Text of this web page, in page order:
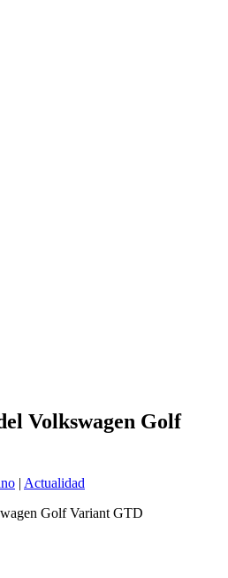
Volkswagen Golf
| Actualidad